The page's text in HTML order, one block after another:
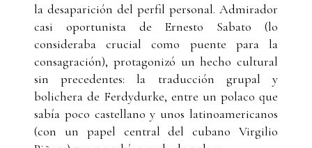
la desaparición del perfil personal. Admirador
casi oportunista de Ernesto Sabato (lo
consideraba crucial como puente para la
consagración), protagonizó un hecho cultural
sin precedentes: la traducción grupal y
bolichera de Ferdydurke, entre un polaco que
sabía poco castellano y unos latinoamericanos
(con un papel central del cubano Virgilio